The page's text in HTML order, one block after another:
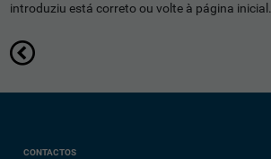
introduziu está correto ou volte à página inicial.
CONTACTOS